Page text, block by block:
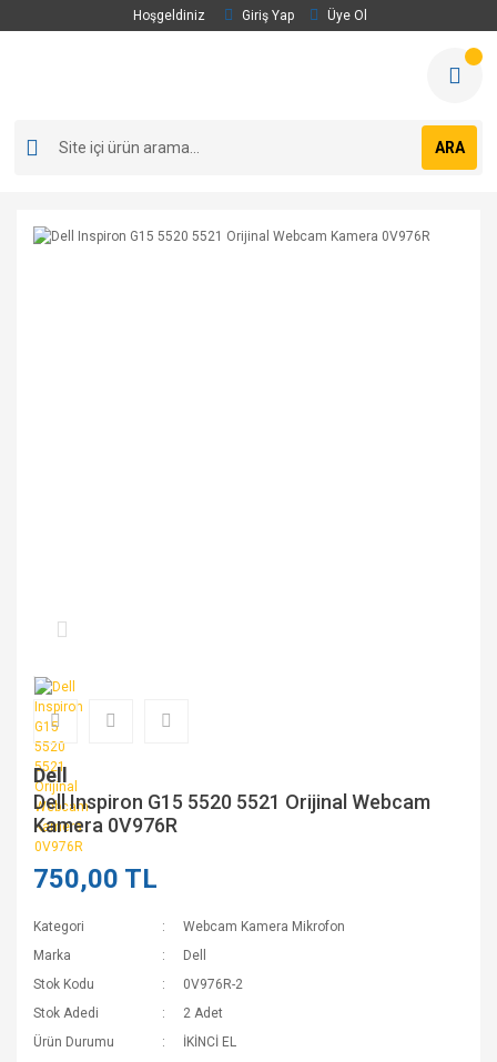
Hoşgeldiniz Giriş Yap Üye Ol
ARA
Dell
Dell Inspiron G15 5520 5521 Orijinal Webcam
Kamera 0V976R
750,00 TL
Kategori
Webcam Kamera Mikrofon
Marka
Dell
Stok Kodu
0V976R-2
Stok Adedi
2 Adet
Ürün Durumu
İKİNCİ EL